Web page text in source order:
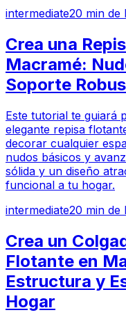
intermediate20 min de
Crea una
Macramé:
Soporte
Este tutorial te guiará
elegante repisa
decorar cualquier
nudos básicos y
sólida y un diseño
funcional a tu hogar.
intermediate20 min de
Crea un
Flotante en
Estructura y
Hogar